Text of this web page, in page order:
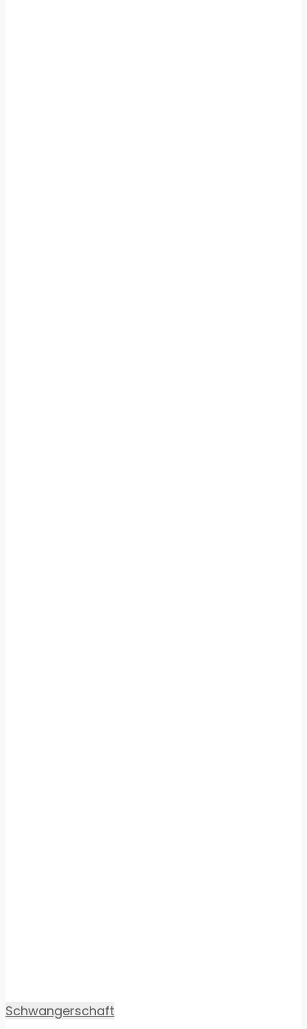
Schwangerschaft